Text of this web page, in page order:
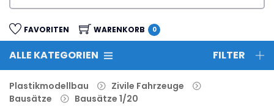
FAVORITEN WARENKORB 0
ALLE KATEGORIEN FILTER
Plastikmodellbau
Zivile Fahrzeuge
Bausätze
Bausätze 1/20